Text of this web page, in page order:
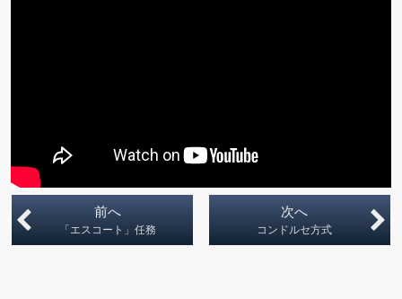
前へ
「エスコート」任務
次へ
コンドルセ方式